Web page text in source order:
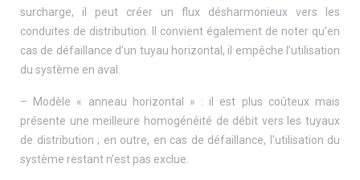
surcharge, il peut créer un flux désharmonieux vers les
conduites de distribution. Il convient également de noter qu’en
cas de défaillance d’un tuyau horizontal, il empêche l’utilisation
du système en aval.
– Modèle « anneau horizontal » : il est plus coûteux mais
présente une meilleure homogénéité de débit vers les tuyaux
de distribution ; en outre, en cas de défaillance, l’utilisation du
système restant n’est pas exclue.